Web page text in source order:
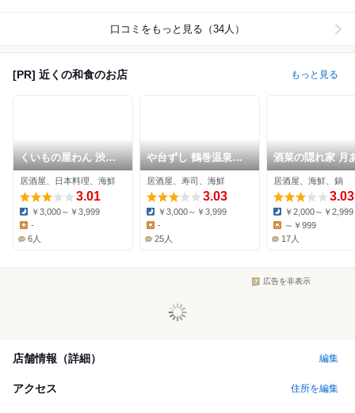
口コミをもっと見る（34人）
[PR] 近くの和食のお店 もっと見る
くいもの屋わん 渋沢
店
居酒屋、日本料理、海鮮
3.01
Dinner:
￥3,000～￥3,999
Lunch:
-
6人
や台ずし 鶴巻温泉駅
北口町
居酒屋、寿司、海鮮
3.03
Dinner:
￥3,000～￥3,999
Lunch:
-
25人
酒菜の隠れ家 月
り 秦野駅前店
居酒屋、海鮮、鍋
3.03
Dinner:
￥2,000～￥2,999
Lunch:
～￥999
17人
広告を非表示
店舗情報（詳細） 編集
アクセス 住所を編集